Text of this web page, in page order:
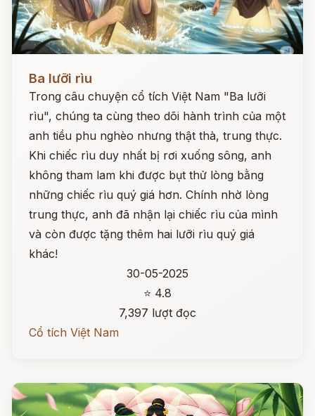
Ba lưỡi rìu
Trong câu chuyện cổ tích Việt Nam "Ba lưỡi
rìu", chúng ta cùng theo dõi hành trình của một
anh tiều phu nghèo nhưng thật thà, trung thực.
Khi chiếc rìu duy nhất bị rơi xuống sông, anh
không tham lam khi được bụt thử lòng bằng
những chiếc rìu quý giá hơn. Chính nhờ lòng
trung thực, anh đã nhận lại chiếc rìu của mình
và còn được tặng thêm hai lưỡi rìu quý giá
khác!
30-05-2025
⭐ 4.8
7,397 lượt đọc
Cổ tích Việt Nam